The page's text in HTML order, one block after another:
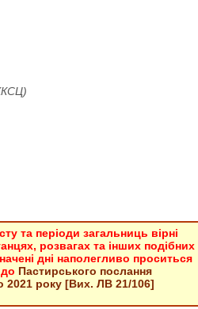
та періоди загальниць вірні
розвагах та інших подібних
дні наполегливо проситься
Пастирського послання
2021 року [Вих. ЛВ 21/106]